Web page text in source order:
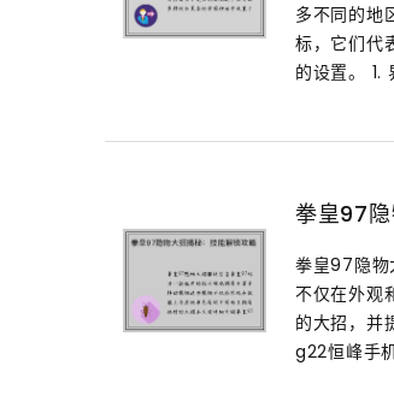
多不同的地
标，它们代
的设置。 1.
拳皇97
拳皇97隐物
不仅在外观
的大招，并
g22恒峰手